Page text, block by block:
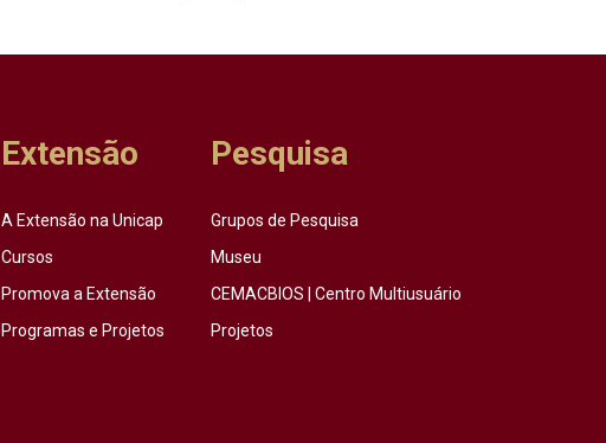
Extensão
A Extensão na Unicap
Cursos
Promova a Extensão
Programas e Projetos
Pesquisa
Grupos de Pesquisa
Museu
CEMACBIOS | Centro Multiusuário
Projetos